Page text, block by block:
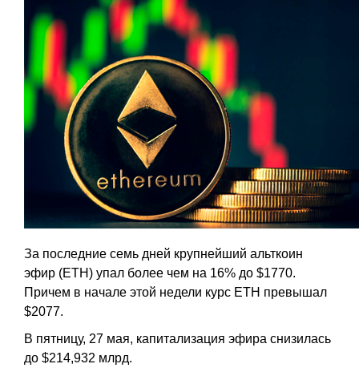
За последние семь дней крупнейший альткоин
эфир (ETH) упал более чем на 16% до $1770.
Причем в начале этой недели курс ETH превышал
$2077.
В пятницу, 27 мая, капитализация эфира снизилась
до $214,932 млрд.